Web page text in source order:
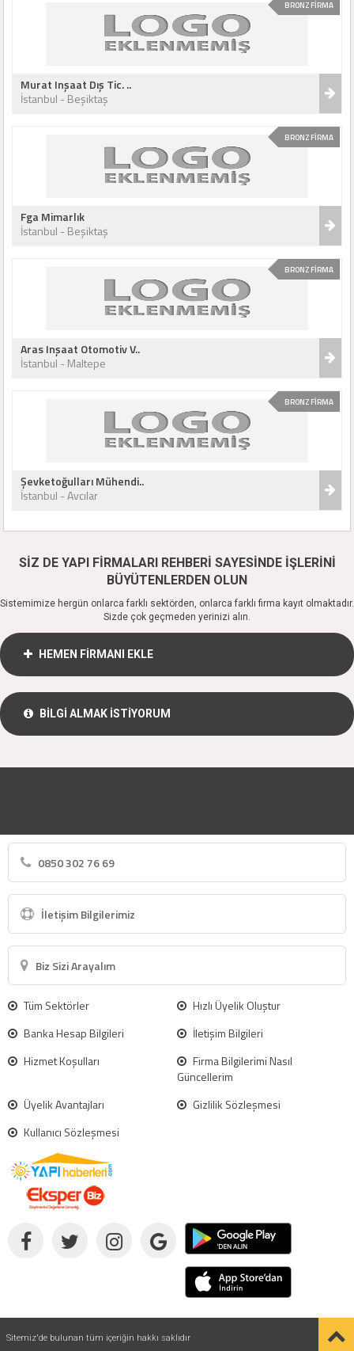
BRONZ FİRMA
Murat Inşaat Dış Tic. ..
İstanbul - Beşiktaş
BRONZ FİRMA
Fga Mimarlık
İstanbul - Beşiktaş
BRONZ FİRMA
Aras Inşaat Otomotiv V..
İstanbul - Maltepe
BRONZ FİRMA
Şevketoğulları Mühendi..
İstanbul - Avcılar
SİZ DE YAPI FİRMALARI REHBERİ SAYESİNDE İŞLERİNİ
BÜYÜTENLERDEN OLUN
Sistemimize hergün onlarca farklı sektörden, onlarca farklı firma kayıt olmaktadır.
Sizde çok geçmeden yerinizi alın.
HEMEN FİRMANI EKLE
BİLGİ ALMAK İSTİYORUM
0850 302 76 69
İletişim Bilgilerimiz
Biz Sizi Arayalım
Tüm Sektörler
Hızlı Üyelik Oluştur
Banka Hesap Bilgileri
İletişim Bilgileri
Hizmet Koşulları
Firma Bilgilerimi Nasıl
Güncellerim
Üyelik Avantajları
Gizlilik Sözleşmesi
Kullanıcı Sözleşmesi
Sitemiz'de bulunan tüm içeriğin hakkı saklıdır